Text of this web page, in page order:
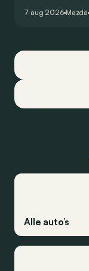
7 aug 2026 Mazda
Alle auto’s